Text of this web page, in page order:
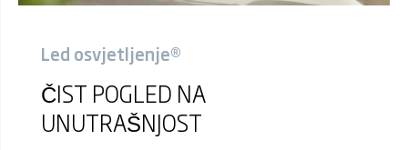
Led osvjetljenje®
ČIST POGLED NA
UNUTRAŠNJOST